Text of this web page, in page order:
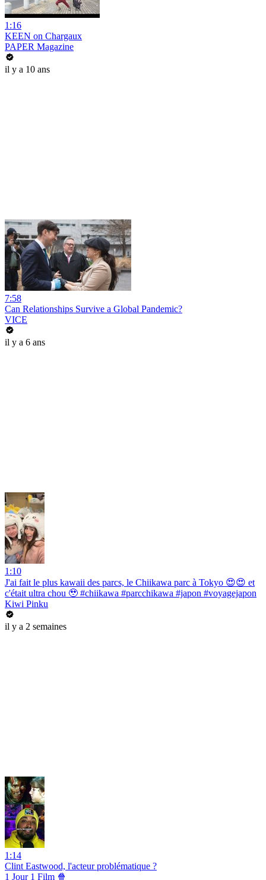
1:16
KEEN on Chargaux
PAPER Magazine
il y a 10 ans
7:58
Can Relationships Survive a Global Pandemic?
VICE
il y a 6 ans
1:10
J'ai fait le plus kawaii des parcs, le Chiikawa parc à Tokyo 😍😍 et
c'était ultra chou 🥹 #chiikawa #parcchikawa #japon #voyagejapon
Kiwi Pinku
il y a 2 semaines
1:14
Clint Eastwood, l'acteur problématique ?
1 Jour 1 Film 🍿